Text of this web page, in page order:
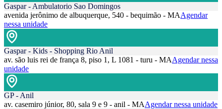
Gaspar - Ambulatorio Sao Domingos
avenida jerônimo de albuquerque, 540 - bequimão - MAAgendar
nessa unidade
Gaspar - Kids - Shopping Rio Anil
av. são luis rei de frança 8, piso 1, L 1081 - turu - MAAgendar nessa
unidade
GP - Anil
av. casemiro júnior, 80, sala 9 e 9 - anil - MAAgendar nessa unidade